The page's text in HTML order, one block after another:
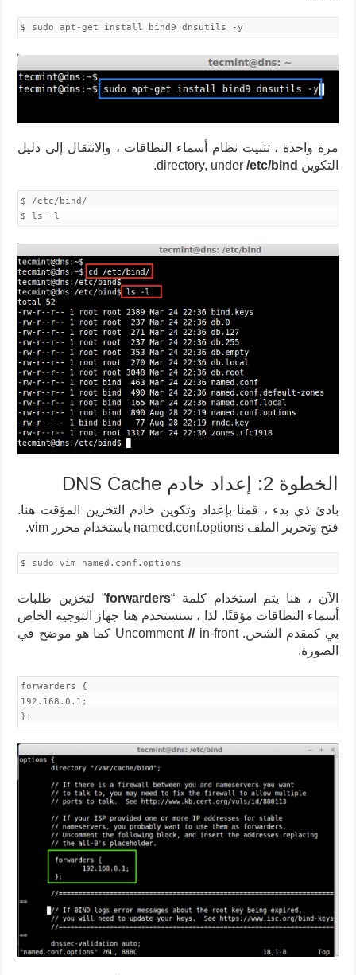
$ sudo apt-get install bind9 dnsutils -y
مرة واحدة ، تثبيت نظام أسماء النطاقات ، والانتقال إلى دليل
التكوين directory, under /etc/bind
.
$ /etc/bind/
$ ls -l
الخطوة 2: إعداد خادم DNS Cache
بادئ ذي بدء ، قمنا بإعداد وتكوين خادم التخزين المؤقت هنا.
فتح وتحرير الملف named.conf.options باستخدام محرر vim.
$ sudo vim named.conf.options
الآن ، هنا يتم استخدام كلمة “forwarders” لتخزين طلبات
أسماء النطاقات مؤقتًا. لذا ، سنستخدم هنا جهاز التوجيه الخاص
بي كمقدم الشحن. Uncomment
//
in-front كما هو موضح في
الصورة.
forwarders {
192.168.0.1;
};